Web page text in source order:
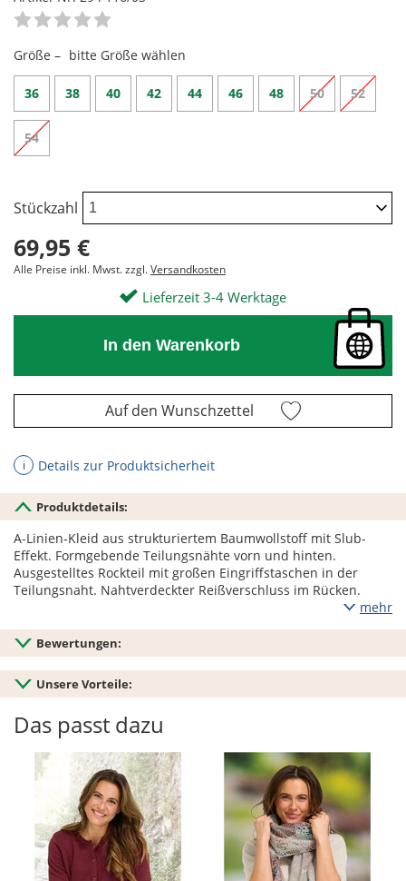
Größe – bitte Größe wählen
36 38 40 42 44 46 48 50 52
54
Stückzahl
69,95 €
Alle Preise inkl. Mwst. zzgl.Versandkosten
Lieferzeit 3-4 Werktage
In den Warenkorb
Auf den Wunschzettel
ℹ Details zur Produktsicherheit
Produktdetails:
A-Linien-Kleid aus strukturiertem Baumwollstoff mit Slub-
Effekt. Formgebende Teilungsnähte vorn und hinten.
Ausgestelltes Rockteil mit großen Eingriffstaschen in der
Teilungsnaht. Nahtverdeckter Reißverschluss im Rücken.
mehr
Bewertungen:
Unsere Vorteile:
Das passt dazu